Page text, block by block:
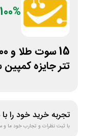
100%
15
تتر جایزه
تجربه خرید خود را
با ثبت نظرات و تجارب خود ما و